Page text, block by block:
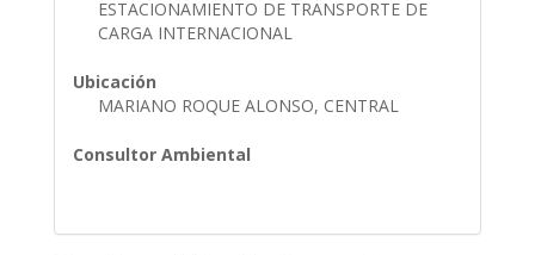
ESTACIONAMIENTO DE TRANSPORTE DE
CARGA INTERNACIONAL
Ubicación
MARIANO ROQUE ALONSO, CENTRAL
Consultor Ambiental